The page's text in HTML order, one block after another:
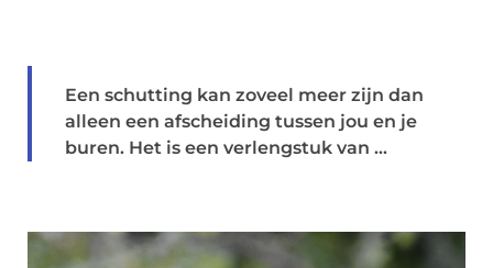
Een schutting kan zoveel meer zijn dan
alleen een afscheiding tussen jou en je
buren. Het is een verlengstuk van ...